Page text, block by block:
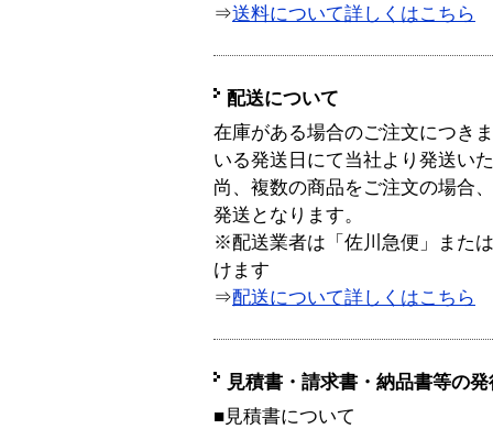
⇒送料について詳しくはこちら
配送について
在庫がある場合のご注文につき
いる発送日にて当社より発送い
尚、複数の商品をご注文の場合
発送となります。
※配送業者は「佐川急便」また
けます
⇒配送について詳しくはこちら
見積書・請求書・納品書等の
■見積書について